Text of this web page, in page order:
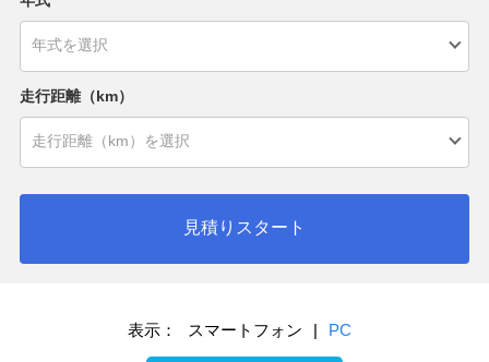
走行距離（km）
見積りスタート
表示： スマートフォン | PC